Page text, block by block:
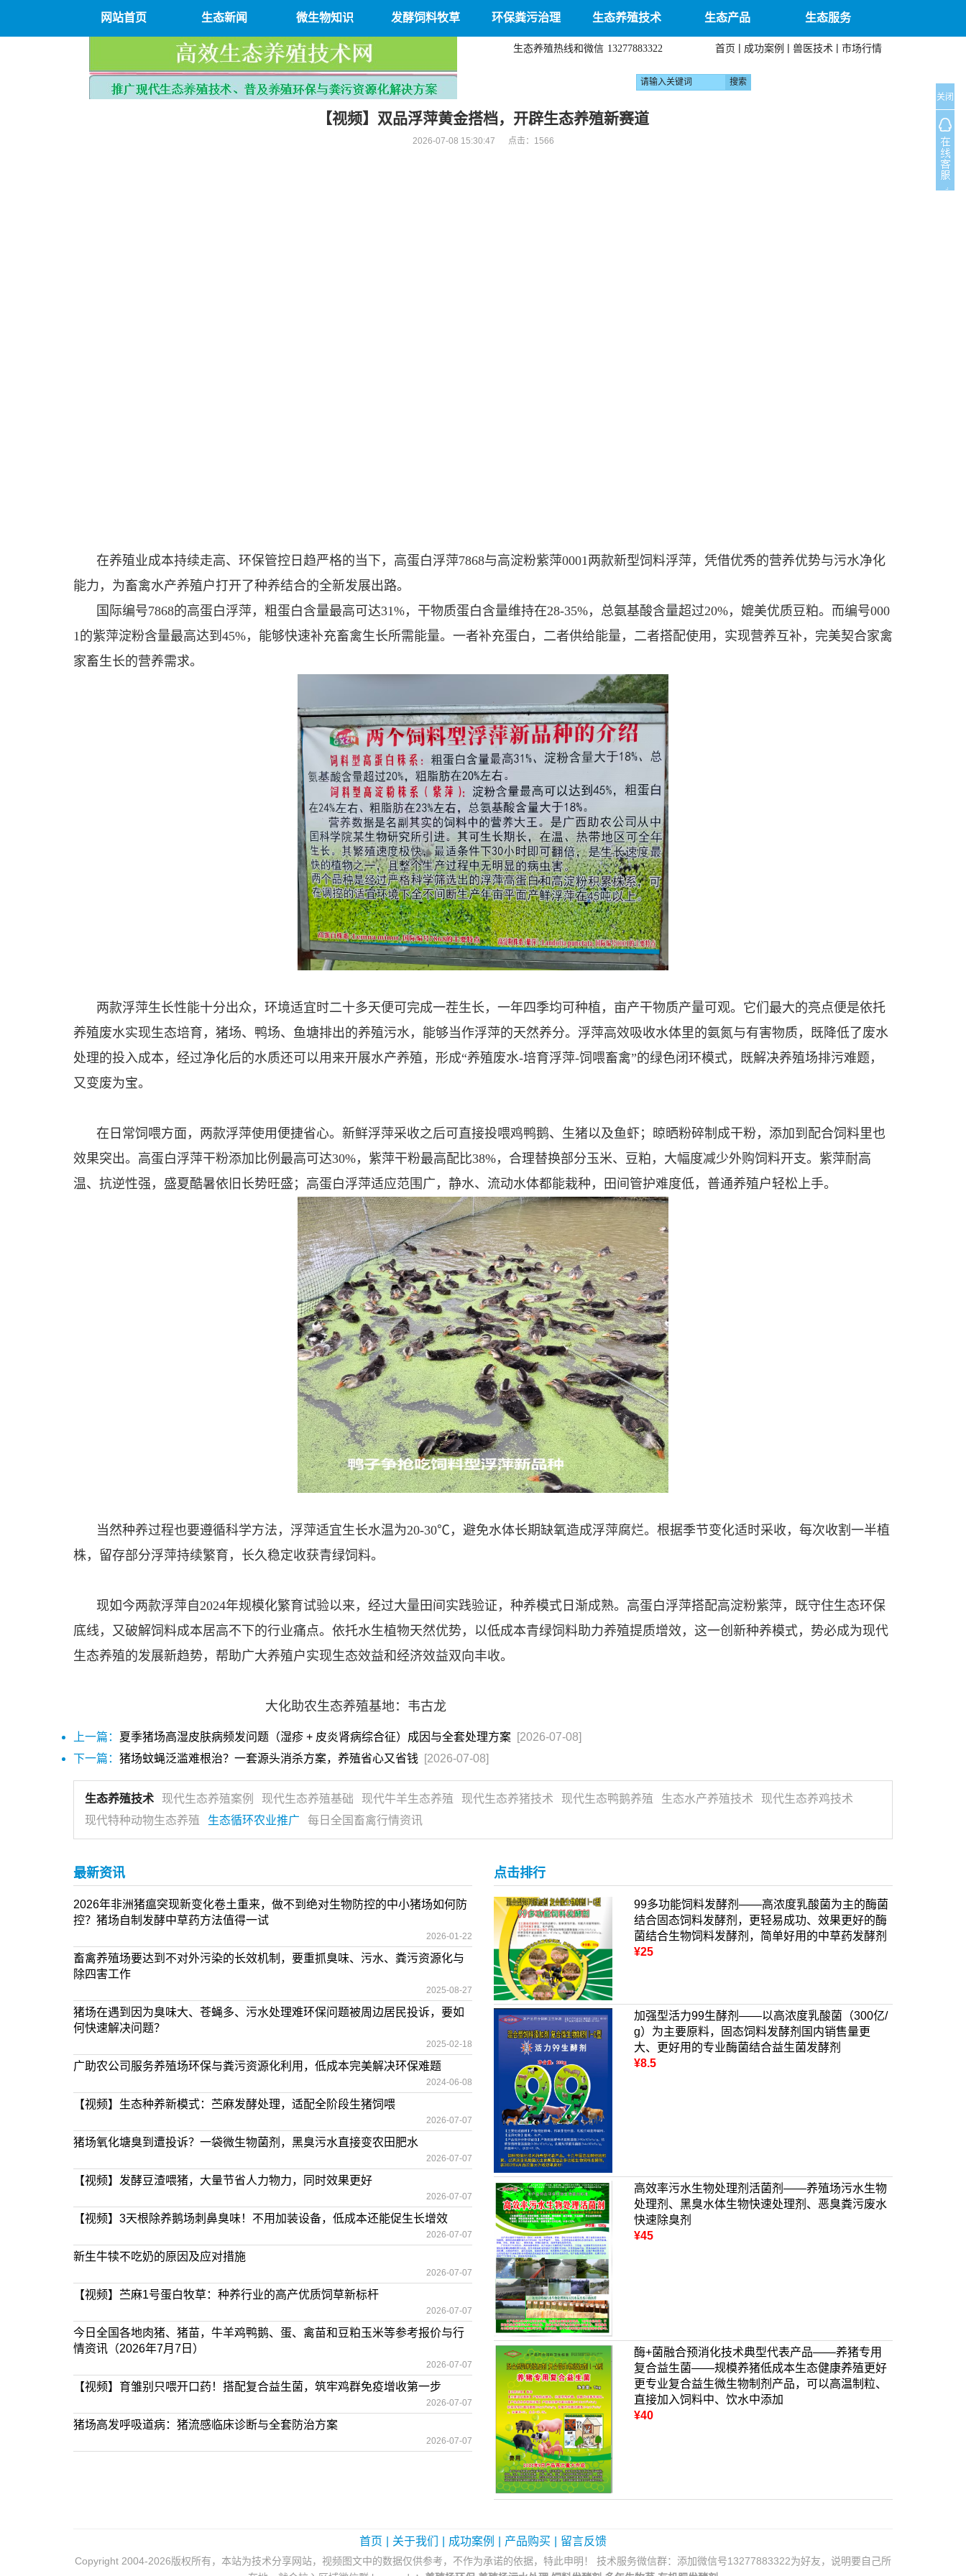
网站首页 生态新闻 微生物知识 发酵饲料牧草 环保粪污治理 生态养殖技术 生态产品 生态服务
首页 | 成功案例 | 兽医技术 | 市场行情
生态养殖热线和微信 13277883322
【视频】双品浮萍黄金搭档，开辟生态养殖新赛道
2026-07-08 15:30:47 点击： 1566
在养殖业成本持续走高、环保管控日趋严格的当下，高蛋白浮萍7868与高淀粉紫萍0001两款新型饲料浮萍，凭借优秀的营养优势与污水净化
能力，为畜禽水产养殖户打开了种养结合的全新发展出路。
国际编号7868的高蛋白浮萍，粗蛋白含量最高可达31%，干物质蛋白含量维持在28‑35%，总氨基酸含量超过20%，媲美优质豆粕。而编号000
1的紫萍淀粉含量最高达到45%，能够快速补充畜禽生长所需能量。一者补充蛋白，二者供给能量，二者搭配使用，实现营养互补，完美契合家禽
家畜生长的营养需求。
两款浮萍生长性能十分出众，环境适宜时二十多天便可完成一茬生长，一年四季均可种植，亩产干物质产量可观。它们最大的亮点便是依托
养殖废水实现生态培育，猪场、鸭场、鱼塘排出的养殖污水，能够当作浮萍的天然养分。浮萍高效吸收水体里的氨氮与有害物质，既降低了废水
处理的投入成本，经过净化后的水质还可以用来开展水产养殖，形成“养殖废水‑培育浮萍‑饲喂畜禽”的绿色闭环模式，既解决养殖场排污难题，
又变废为宝。
在日常饲喂方面，两款浮萍使用便捷省心。新鲜浮萍采收之后可直接投喂鸡鸭鹅、生猪以及鱼虾；晾晒粉碎制成干粉，添加到配合饲料里也
效果突出。高蛋白浮萍干粉添加比例最高可达30%，紫萍干粉最高配比38%，合理替换部分玉米、豆粕，大幅度减少外购饲料开支。紫萍耐高
温、抗逆性强，盛夏酷暑依旧长势旺盛；高蛋白浮萍适应范围广，静水、流动水体都能栽种，田间管护难度低，普通养殖户轻松上手。
当然种养过程也要遵循科学方法，浮萍适宜生长水温为20‑30℃，避免水体长期缺氧造成浮萍腐烂。根据季节变化适时采收，每次收割一半植
株，留存部分浮萍持续繁育，长久稳定收获青绿饲料。
现如今两款浮萍自2024年规模化繁育试验以来，经过大量田间实践验证，种养模式日渐成熟。高蛋白浮萍搭配高淀粉紫萍，既守住生态环保
底线，又破解饲料成本居高不下的行业痛点。依托水生植物天然优势，以低成本青绿饲料助力养殖提质增效，这一创新种养模式，势必成为现代
生态养殖的发展新趋势，帮助广大养殖户实现生态效益和经济效益双向丰收。
大化助农生态养殖基地：韦古龙
上一篇： 夏季猪场高湿皮肤病频发问题（湿疹 + 皮炎肾病综合征）成因与全套处理方案 [2026-07-08]
下一篇： 猪场蚊蝇泛滥难根治？一套源头消杀方案，养殖省心又省钱 [2026-07-08]
生态养殖技术 现代生态养殖案例 现代生态养殖基础 现代牛羊生态养殖 现代生态养猪技术 现代生态鸭鹅养殖 生态水产养殖技术
现代生态养鸡技术
现代特种动物生态养殖
生态循环农业推广 每日全国畜禽行情资讯
最新资讯
2026年非洲猪瘟突现新变化卷土重来，做不到绝对生物防控的中小猪场如何防
控？猪场自制发酵中草药方法值得一试
2026-01-22
畜禽养殖场要达到不对外污染的长效机制，要重抓臭味、污水、粪污资源化与
除四害工作
2025-08-27
猪场在遇到因为臭味大、苍蝇多、污水处理难环保问题被周边居民投诉，要如
何快速解决问题？
2025-02-18
广助农公司服务养殖场环保与粪污资源化利用，低成本完美解决环保难题
2024-06-08
【视频】生态种养新模式：苎麻发酵处理，适配全阶段生猪饲喂
2026-07-07
猪场氧化塘臭到遭投诉？一袋微生物菌剂，黑臭污水直接变农田肥水
2026-07-07
【视频】发酵豆渣喂猪，大量节省人力物力，同时效果更好
2026-07-07
【视频】3天根除养鹅场刺鼻臭味！不用加装设备，低成本还能促生长增效
2026-07-07
新生牛犊不吃奶的原因及应对措施
2026-07-07
【视频】苎麻1号蛋白牧草：种养行业的高产优质饲草新标杆
2026-07-07
今日全国各地肉猪、猪苗，牛羊鸡鸭鹅、蛋、禽苗和豆粕玉米等参考报价与行
情资讯（2026年7月7日）
2026-07-07
【视频】育雏别只喂开口药！搭配复合益生菌，筑牢鸡群免疫增收第一步
2026-07-07
猪场高发呼吸道病：猪流感临床诊断与全套防治方案
2026-07-07
点击排行
99多功能饲料发酵剂——高浓度乳酸菌为主的酶菌
结合固态饲料发酵剂，更轻易成功、效果更好的酶
菌结合生物饲料发酵剂，简单好用的中草药发酵剂
¥25
加强型活力99生酵剂——以高浓度乳酸菌（300亿/
g）为主要原料，固态饲料发酵剂国内销售量更
大、更好用的专业酶菌结合益生菌发酵剂
¥8.5
高效率污水生物处理剂活菌剂——养殖场污水生物
处理剂、黑臭水体生物快速处理剂、恶臭粪污废水
快速除臭剂
¥45
酶+菌融合预消化技术典型代表产品——养猪专用
复合益生菌——规模养猪低成本生态健康养殖更好
更专业复合益生微生物制剂产品，可以高温制粒、
直接加入饲料中、饮水中添加
¥40
首页 关于我们 成功案例 产品购买 留言反馈
Copyright 2004-2026版权所有，本站为技术分享网站，视频图文中的数据仅供参考，不作为承诺的依据，特此申明！ 技术服务微信群：添加微信号13277883322为好友，说明要自己所
关闭